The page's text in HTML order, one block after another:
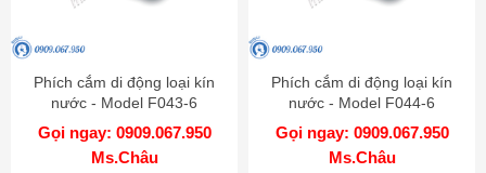
Phích cắm di động loại kín
nước - Model F043-6
Gọi ngay: 0909.067.950
Ms.Châu
Phích cắm di động loại kín
nước - Model F044-6
Gọi ngay: 0909.067.950
Ms.Châu